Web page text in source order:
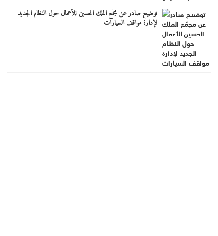
توضيح صادر عن مجمّع الملك الحسين للأعمال حول النظام الجديد
لإدارة مواقف السيارات